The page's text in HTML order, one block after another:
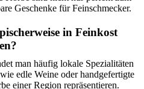
Geschenke für Feinschmecker.
in Feinkost
man häufig lokale Spezialitäten
edle Weine oder handgefertigte
einer Region repräsentieren.